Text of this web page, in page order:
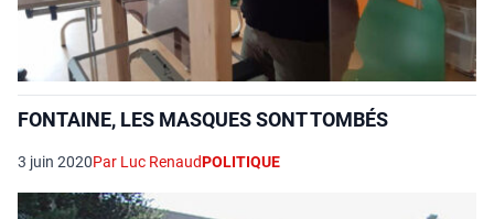
FONTAINE, LES MASQUES SONT TOMBÉS
3 juin 2020Par Luc RenaudPOLITIQUE